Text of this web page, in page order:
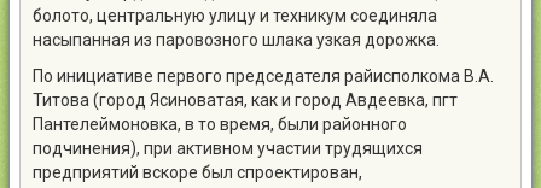
болото, центральную улицу и техникум соединяла
насыпанная из паровозного шлака узкая дорожка.
По инициативе первого председателя райисполкома В.А.
Титова (город Ясиноватая, как и город Авдеевка, пгт
Пантелеймоновка, в то время, были районного
подчинения), при активном участии трудящихся
предприятий вскоре был спроектирован,